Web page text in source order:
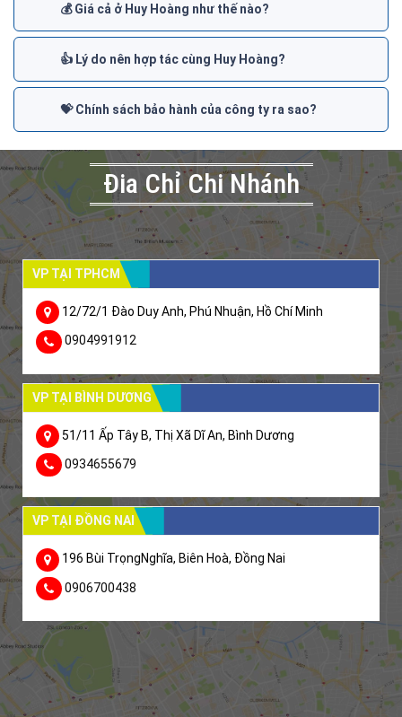
💰 Giá cả ở Huy Hoàng như thế nào?
👍 Lý do nên hợp tác cùng Huy Hoàng?
💝 Chính sách bảo hành của công ty ra sao?
Đia Chỉ Chi Nhánh
VP TẠI TPHCM
12/72/1 Đào Duy Anh, Phú Nhuận, Hồ Chí Minh
0904991912
VP TẠI BÌNH DƯƠNG
51/11 Ấp Tây B, Thị Xã Dĩ An, Bình Dương
0934655679
VP TẠI ĐỒNG NAI
196 Bùi TrọngNghĩa, Biên Hoà, Đồng Nai
0906700438